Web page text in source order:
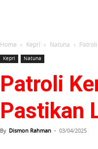
Home Kepri Natuna
Kepri Natuna
Patroli
Pastikan
By Dismon Rahman - 03/04/2025